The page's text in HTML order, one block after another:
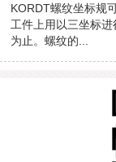
KORDT螺纹坐标规
工件上用以三坐标
为止。螺纹的...